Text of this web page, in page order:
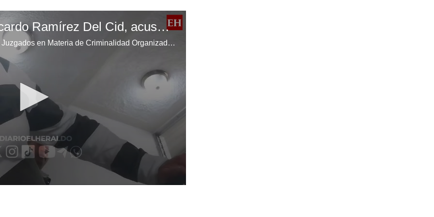
Llega a audiencia Ricardo Ramírez Del Cid, acusado de lavado de activos
La audiencia se desarrolla en los Juzgados en Materia de Criminalidad Organizada, Corrupción y Medio Ambiente, luego de ser detenidos en España por el delito de lavado de activos